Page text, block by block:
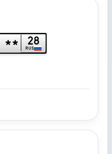
** 28
RUS